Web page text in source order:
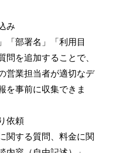
み
「部署名」「利用目
問を追加することで、
営業担当者が適切なデ
を事前に収集できま
依頼
関する質問、料金に関